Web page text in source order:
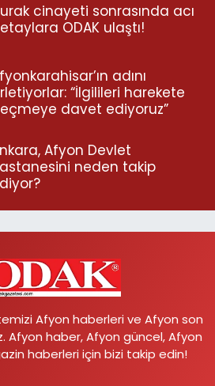
cinayeti sonrasında acı
ODAK ulaştı!
adını
“İlgilileri harekete
davet ediyoruz”
Afyon Devlet
neden takip
Afyon haberleri ve Afyon son
Afyon haber, Afyon güncel, Afyon
haberleri için bizi takip edin!